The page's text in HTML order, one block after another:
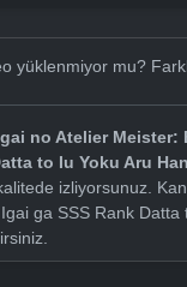
yüklenmiyor mu?
no Atelier Meister:
to Iu Yoku Aru
izliyorsunuz.
ga SSS Rank